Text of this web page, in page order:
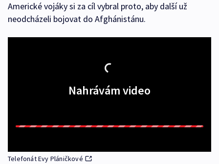
Americké vojáky si za cíl vybral proto, aby další už
neodcházeli bojovat do Afghánistánu.
Nahrávám video
Telefonát Evy Pláničkové